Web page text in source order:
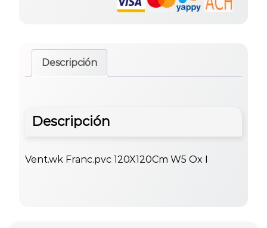
Descripción
Descripción
Vent.wk Franc.pvc 120X120Cm W5 Ox I